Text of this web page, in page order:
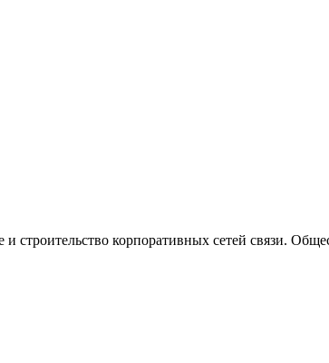
строительство корпоративных сетей связи.